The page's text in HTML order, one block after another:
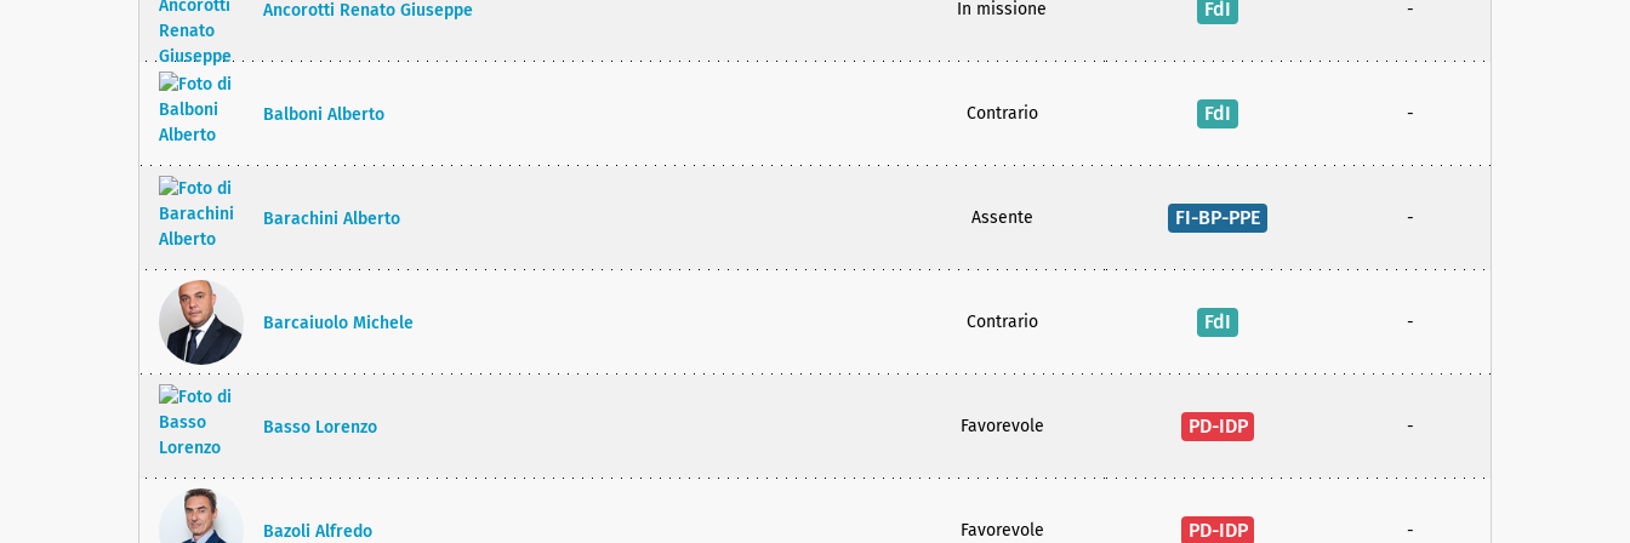
Ancorotti Renato Giuseppe In missione FdI -
Balboni Alberto Contrario FdI -
Barachini Alberto Assente FI-BP-PPE -
Barcaiuolo Michele Contrario FdI -
Basso Lorenzo Favorevole PD-IDP -
Bazoli Alfredo Favorevole PD-IDP -